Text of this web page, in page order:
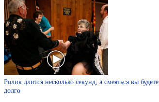
Ролик длится несколько секунд, а смеяться вы будете
долго